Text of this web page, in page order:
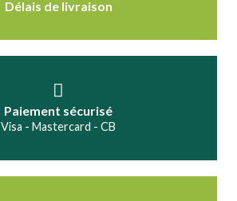
Délais de livraison
Paiement sécurisé
Visa - Mastercard - CB